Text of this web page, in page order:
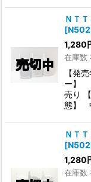
ＮＴ
[
1,280
在庫数
【発
ー】
売り
態】
ＮＴ
[
1,280
在庫数